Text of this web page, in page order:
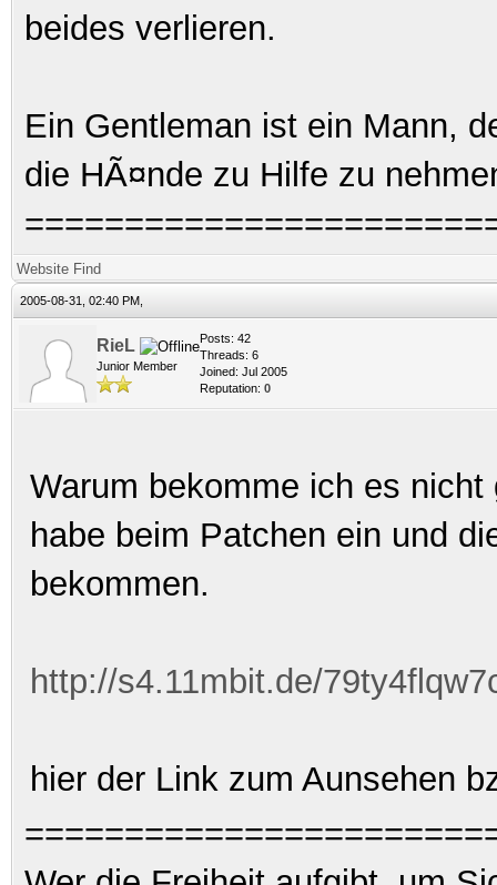
beides verlieren.
Ein Gentleman ist ein Mann,
die HÃ¤nde zu Hilfe zu
Website Find
2005-08-31, 02:40 PM,
RieL
Junior Member
Posts: 42
Threads: 6
Joined: Jul 2005
Reputation: 0
Warum bekomme ich es
habe beim Patchen ein und
bekommen.
http://s4.11mbit.de/
hier der Link zum Aunsehen